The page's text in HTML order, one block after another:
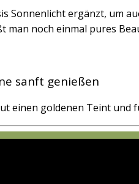
Sonnenlicht ergänzt, um
noch einmal pures
sanft genießen
einen goldenen Teint